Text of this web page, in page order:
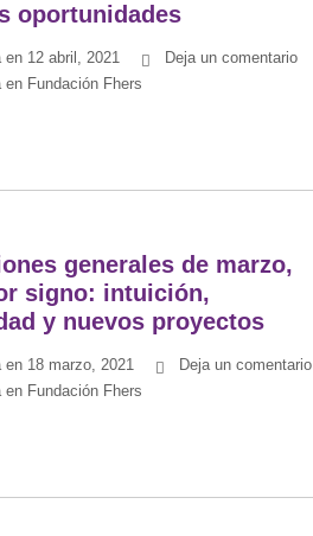
oportunidades
en 12 abril, 2021
Deja un comentario
en Fundación Fhers
generales de marzo,
signo: intuición,
y nuevos proyectos
en 18 marzo, 2021
Deja un comentario
en Fundación Fhers